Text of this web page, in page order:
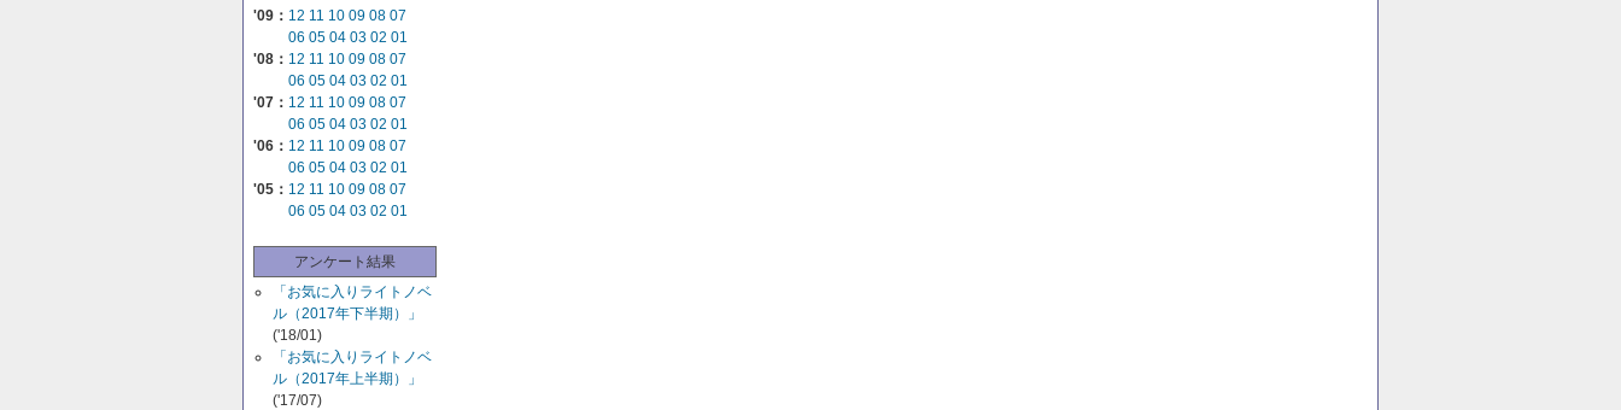
'09： 12 11 10 09 08 07
06 05 04 03 02 01
'08： 12 11 10 09 08 07
06 05 04 03 02 01
'07： 12 11 10 09 08 07
06 05 04 03 02 01
'06： 12 11 10 09 08 07
06 05 04 03 02 01
'05： 12 11 10 09 08 07
06 05 04 03 02 01
アンケート結果
「お気に入りライトノベ
ル（2017年下半期）」
('18/01)
「お気に入りライトノベ
ル（2017年上半期）」
('17/07)